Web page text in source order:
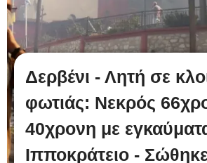
Δερβένι - Λητή σε
φωτιάς: Νεκρός
40χρονη με
Ιπποκράτειο -